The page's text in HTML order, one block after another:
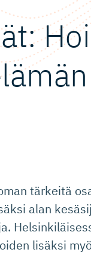
tärkeitä
alan
lisäksi